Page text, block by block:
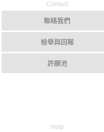
Contact
聯絡我們
檢舉與回報
許願池
Help